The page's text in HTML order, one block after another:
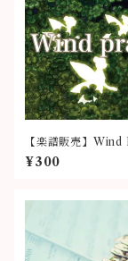
【楽譜販売】
（メロディーコード
¥300